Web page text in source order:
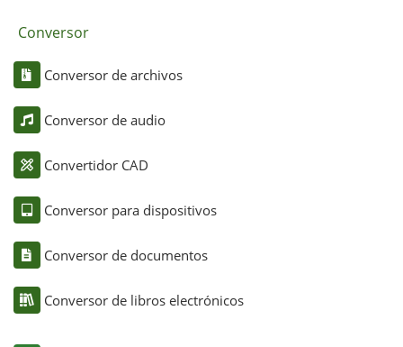
Conversor
Conversor de archivos
Conversor de audio
Convertidor CAD
Conversor para dispositivos
Conversor de documentos
Conversor de libros electrónicos